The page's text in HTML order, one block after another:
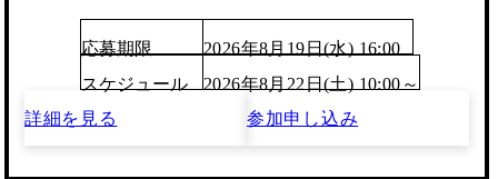
応募期限
2026年8月19日(水) 16:00
スケジュール
2026年8月22日(土) 10:00～
詳細を見る
参加申し込み